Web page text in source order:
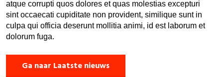
atque corrupti quos dolores et quas molestias excepturi
sint occaecati cupiditate non provident, similique sunt in
culpa qui officia deserunt mollitia animi, id est laborum et
dolorum fuga.
Ga naar Laatste nieuws